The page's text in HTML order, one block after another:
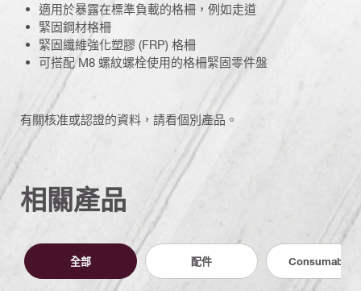
適用於暴露在標準負載的格柵，例如走道
緊固鋼材格柵
緊固纖維強化塑膠 (FRP) 格柵
可搭配 M8 螺紋螺栓使用的格柵緊固零件盤
有關核准或認證的資料，請看個別產品。
相關產品
全部 配件 Consumables